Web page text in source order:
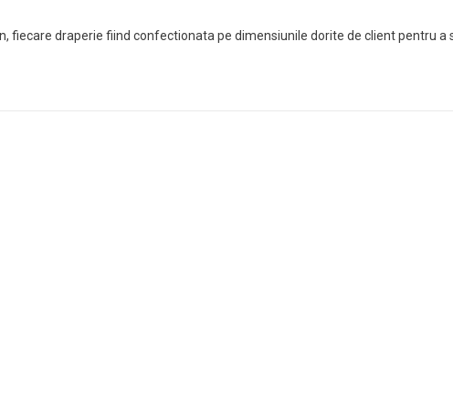
fiecare draperie fiind confectionata pe dimensiunile dorite de client pentru